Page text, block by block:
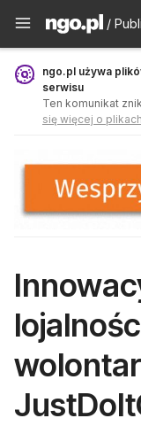
/
ngo.pl używa
serwisu
Ten komunikat
się więcej o